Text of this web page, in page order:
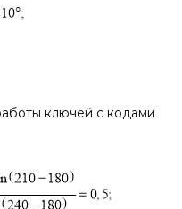
ключей с кодами